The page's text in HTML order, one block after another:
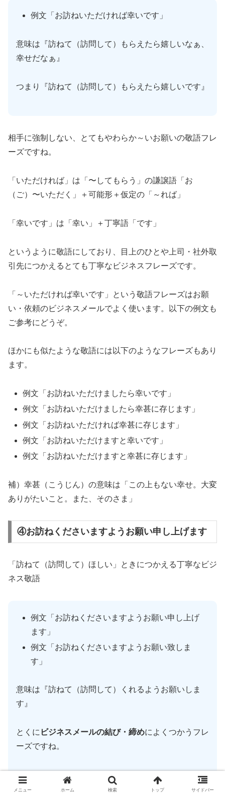
例文「お訪ねいただければ幸いです」
意味は『訪ねて（訪問して）もらえたら嬉しいなぁ、
幸せだなぁ』
つまり『訪ねて（訪問して）もらえたら嬉しいです』
相手に強制しない、とてもやわらか～いお願いの敬語フレ
ーズですね。
「いただければ」は「〜してもらう」の謙譲語「お
（ご）〜いただく」＋可能形＋仮定の「～れば」
「幸いです」は「幸い」＋丁寧語「です」
というように敬語にしており、目上のひとや上司・社外取
引先につかえるとても丁寧なビジネスフレーズです。
「～いただければ幸いです」という敬語フレーズはお願
い・依頼のビジネスメールでよく使います。以下の例文も
ご参考にどうぞ。
ほかにも似たような敬語には以下のようなフレーズもあり
ます。
例文「お訪ねいただけましたら幸いです」
例文「お訪ねいただけましたら幸甚に存じます」
例文「お訪ねいただければ幸甚に存じます」
例文「お訪ねいただけますと幸いです」
例文「お訪ねいただけますと幸甚に存じます」
補）幸甚（こうじん）の意味は「この上もない幸せ。大変
ありがたいこと。また、そのさま」
④お訪ねくださいますようお願い申し上げます
「訪ねて（訪問して）ほしい」ときにつかえる丁寧なビジ
ネス敬語
例文「お訪ねくださいますようお願い申し上げ
ます」
例文「お訪ねくださいますようお願い致しま
す」
意味は『訪ねて（訪問して）くれるようお願いしま
す』
とくに ビジネスメールの結び・締めによくつかうフレ
ーズですね。
メニュー ホーム 検索 トップ サイドバー